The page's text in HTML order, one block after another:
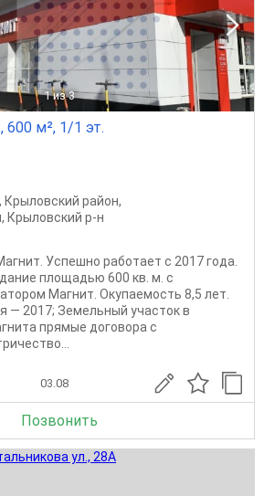
1 из 3
м², 1/1 эт.
, Крыловский район,
, Крыловский р-н
Успешно работает с 2017 года.
площадью 600 кв. м. с
Магнит. Окупаемость 8,5 лет.
— 2017; Земельный участок в
прямые договора с
03.08
Позвонить